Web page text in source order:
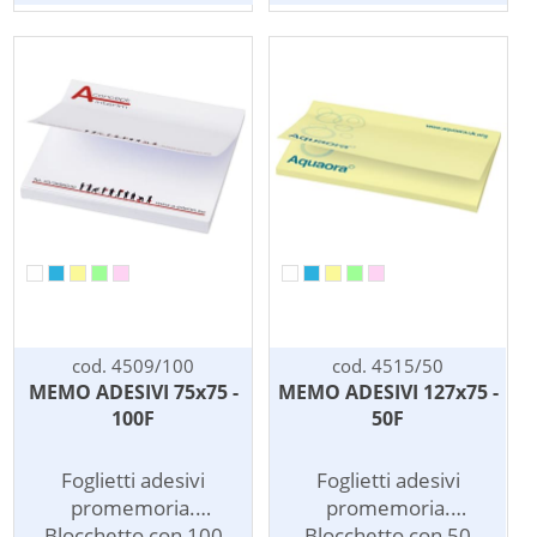
da 250 pezzi. Il costo
della
personalizzazione
include la stampa ad 1
colore su ogni
foglietto. Per stampa a
preventivo.
della
personalizzazione
include la stampa ad 1
colore su ogni
foglietto. Per stampa a
preventivo.
cod. 4509/100
MEMO ADESIVI 75x75 -
100F
Foglietti adesivi
promemoria.
cod. 4515/50
MEMO ADESIVI 127x75 -
50F
Foglietti adesivi
promemoria.